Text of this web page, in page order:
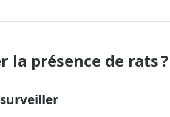
la présence de rats ?